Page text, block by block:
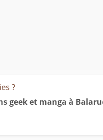
?
geek et manga à